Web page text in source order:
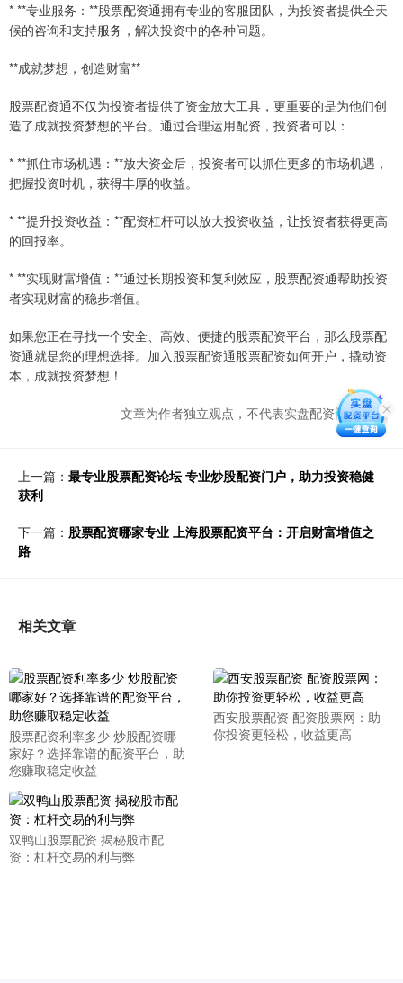
* **专业服务：**股票配资通拥有专业的客服团队，为投资者提供全天
候的咨询和支持服务，解决投资中的各种问题。
**成就梦想，创造财富**
股票配资通不仅为投资者提供了资金放大工具，更重要的是为他们创
造了成就投资梦想的平台。通过合理运用配资，投资者可以：
* **抓住市场机遇：**放大资金后，投资者可以抓住更多的市场机遇，
把握投资时机，获得丰厚的收益。
* **提升投资收益：**配资杠杆可以放大投资收益，让投资者获得更高
的回报率。
* **实现财富增值：**通过长期投资和复利效应，股票配资通帮助投资
者实现财富的稳步增值。
如果您正在寻找一个安全、高效、便捷的股票配资平台，那么股票配
资通就是您的理想选择。加入股票配资通股票配资如何开户，撬动资
本，成就投资梦想！
文章为作者独立观点，不代表实盘配资门户观点
上一篇： 最专业股票配资论坛 专业炒股配资门户，助力投资稳健
获利
下一篇： 股票配资哪家专业 上海股票配资平台：开启财富增值之
路
相关文章
股票配资利率多少 炒股配资哪
家好？选择靠谱的配资平台，助
您赚取稳定收益
西安股票配资 配资股票网：助
你投资更轻松，收益更高
双鸭山股票配资 揭秘股市配
资：杠杆交易的利与弊